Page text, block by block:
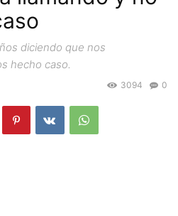
diciendo que nos
hecho caso.
0
3094